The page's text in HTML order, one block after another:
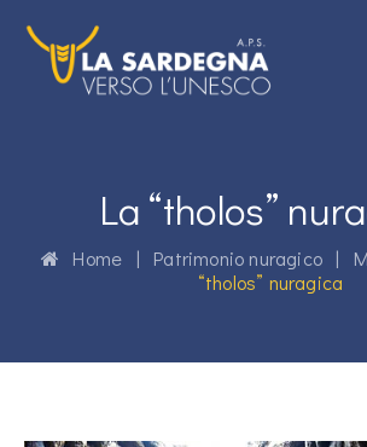
La “tholos”
Home | Patrimonio nuragico |
“tholos” nuragica